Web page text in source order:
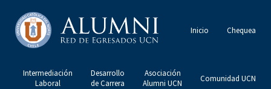
Inicio Chequea
Intermediación
Laboral
Desarrollo
de Carrera
Asociación
Alumni UCN
Comunidad UCN